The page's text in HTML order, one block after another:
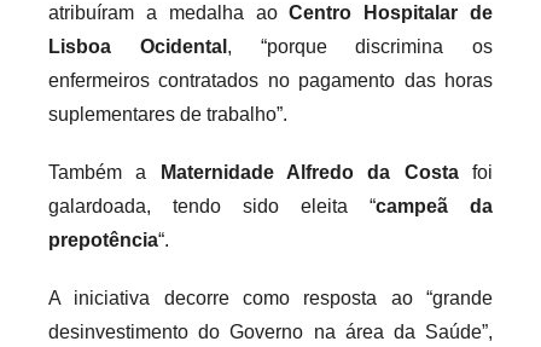
atribuíram a medalha aoCentro Hospitalar de
Lisboa Ocidental , “porque discrimina os
enfermeiros contratados no pagamento das horas
suplementares de trabalho”.
Também a Maternidade Alfredo da Costafoi
galardoada, tendo sido eleita “campeã da
prepotência“.
A iniciativa decorre como resposta ao “grande
desinvestimento do Governo na área da Saúde”,